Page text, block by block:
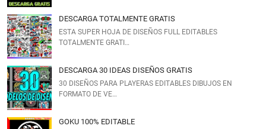
DESCARGA TOTALMENTE GRATIS
ESTA SUPER HOJA DE DISEÑOS FULL EDITABLES
TOTALMENTE GRATI…
DESCARGA 30 IDEAS DISEÑOS GRATIS
30 DISEÑOS PARA PLAYERAS EDITABLES DIBUJOS EN
FORMATO DE VE…
GOKU 100% EDITABLE